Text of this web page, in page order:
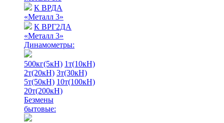
К ВРДА
«Металл 3»
К ВРГ2ДА
«Металл 3»
Динамометры:
500кг(5кН) 1т(10кН)
2т(20кН) 3т(30кН)
5т(50кН) 10т(100кН)
20т(200кН)
Безмены
бытовые: